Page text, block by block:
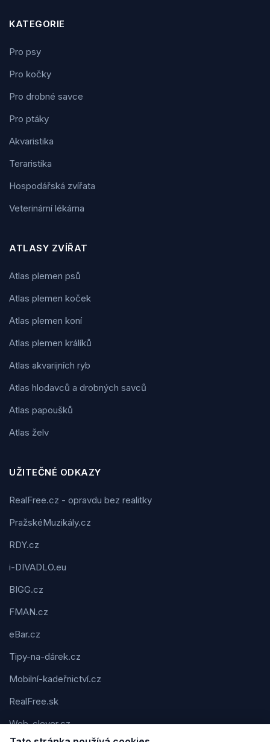
KATEGORIE
Pro psy
Pro kočky
Pro drobné savce
Pro ptáky
Akvaristika
Teraristika
Hospodářská zvířata
Veterinární lékárna
ATLASY ZVÍŘAT
Atlas plemen psů
Atlas plemen koček
Atlas plemen koní
Atlas plemen králíků
Atlas akvarijních ryb
Atlas hlodavců a drobných savců
Atlas papoušků
Atlas želv
UŽITEČNÉ ODKAZY
RealFree.cz - opravdu bez realitky
PražskéMuzikály.cz
RDY.cz
i-DIVADLO.eu
BIGG.cz
FMAN.cz
eBar.cz
Tipy-na-dárek.cz
Mobilní-kadeřnictví.cz
RealFree.sk
Web-clever.cz